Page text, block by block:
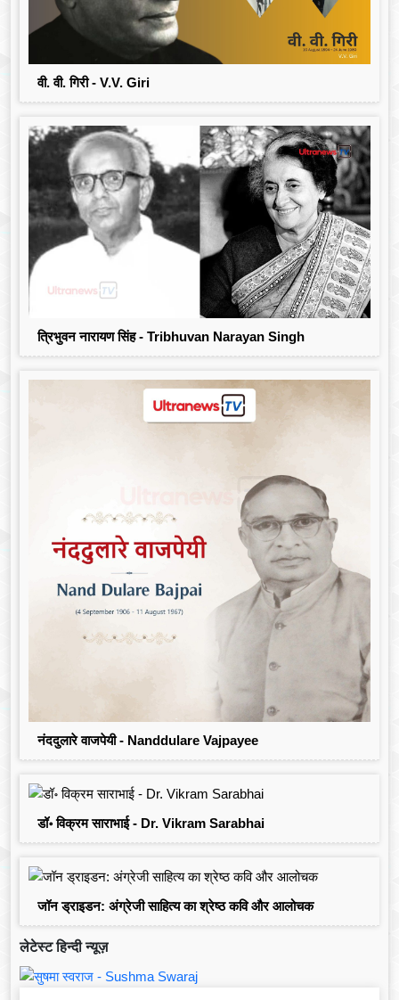
वी. वी. गिरी - V.V. Giri
त्रिभुवन नारायण सिंह - Tribhuvan Narayan Singh
नंददुलारे वाजपेयी - Nanddulare Vajpayee
डॉ॰ विक्रम साराभाई - Dr. Vikram Sarabhai
जॉन ड्राइडन: अंग्रेजी साहित्य का श्रेष्ठ कवि और आलोचक
लेटेस्ट हिन्दी न्यूज़